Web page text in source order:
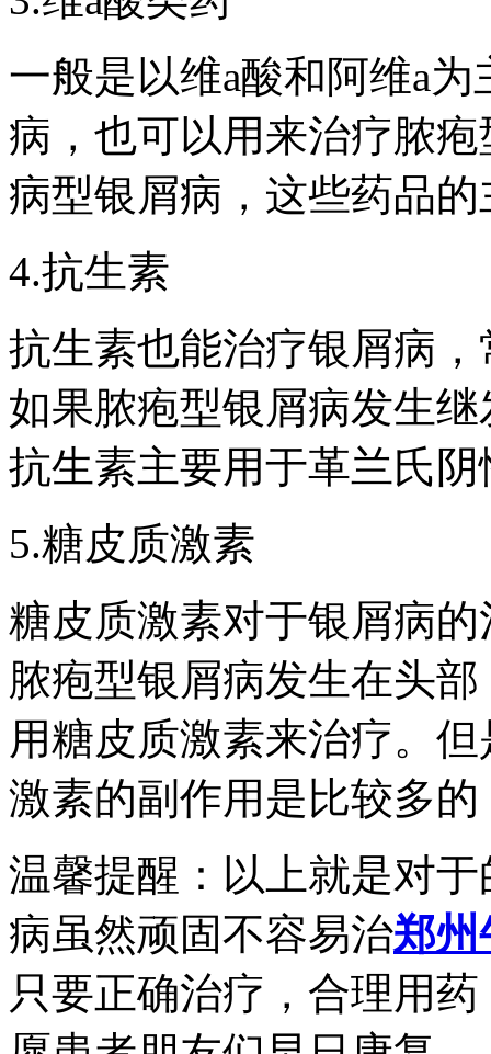
一般是以维a酸和阿维a
病，也可以用来治疗脓
病型银屑病，这些药品
4.抗生素
抗生素也能治疗银屑病
如果脓疱型银屑病发生
抗生素主要用于革兰氏
5.糖皮质激素
糖皮质激素对于银屑病
脓疱型银屑病发生在头
用糖皮质激素来治疗。
激素的副作用是比较多
温馨提醒：以上就是对
病虽然顽固不容易治郑州
只要正确治疗，合理用